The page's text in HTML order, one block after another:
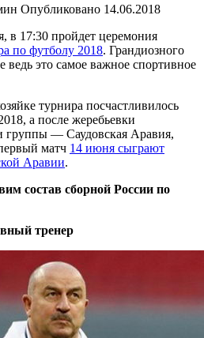
Опубликовано 14.06.2018
в 17:30 пройдет церемония
по футболу 2018. Грандиозного
это самое важное спортивное
турнира посчастливилось
а после жеребьевки
группы — Саудовская Аравия,
матч 14 июня сыграют
Аравии.
состав сборной России по
тренер